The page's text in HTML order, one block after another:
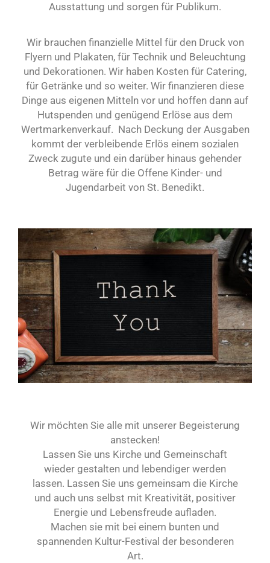
Ausstattung und sorgen für Publikum.
Wir brauchen finanzielle Mittel für den Druck von
Flyern und Plakaten, für Technik und Beleuchtung
und Dekorationen. Wir haben Kosten für Catering,
für Getränke und so weiter. Wir finanzieren diese
Dinge aus eigenen Mitteln vor und hoffen dann auf
Hutspenden und genügend Erlöse aus dem
Wertmarkenverkauf. Nach Deckung der Ausgaben
kommt der verbleibende Erlös einem sozialen
Zweck zugute und ein darüber hinaus gehender
Betrag wäre für die Offene Kinder- und
Jugendarbeit von St. Benedikt.
Wir möchten Sie alle mit unserer Begeisterung
anstecken!
Lassen Sie uns Kirche und Gemeinschaft
wieder gestalten und lebendiger werden
lassen. Lassen Sie uns gemeinsam die Kirche
und auch uns selbst mit Kreativität, positiver
Energie und Lebensfreude aufladen.
Machen sie mit bei einem bunten und
spannenden Kultur-Festival der besonderen
Art.